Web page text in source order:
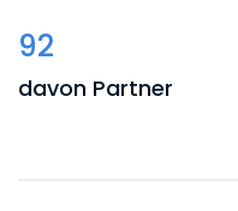
92
davon Partner